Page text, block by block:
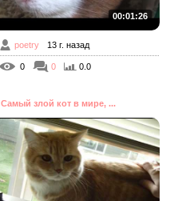
00:01:26
poetry 13 г. назад
0 0 0.0
Самый злой кот в мире, ...